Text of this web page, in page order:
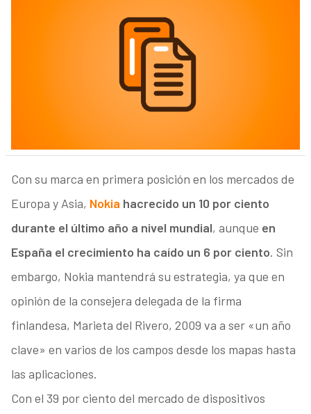
Con su marca en primera posición en los mercados de
Europa y Asia, Nokia hacrecido un 10 por ciento
durante el último año a nivel mundial, aunque en
España el crecimiento ha caído un 6 por ciento. Sin
embargo, Nokia mantendrá su estrategia, ya que en
opinión de la consejera delegada de la firma
finlandesa, Marieta del Rivero, 2009 va a ser «un año
clave» en varios de los campos desde los mapas hasta
las aplicaciones.
Con el 39 por ciento del mercado de dispositivos